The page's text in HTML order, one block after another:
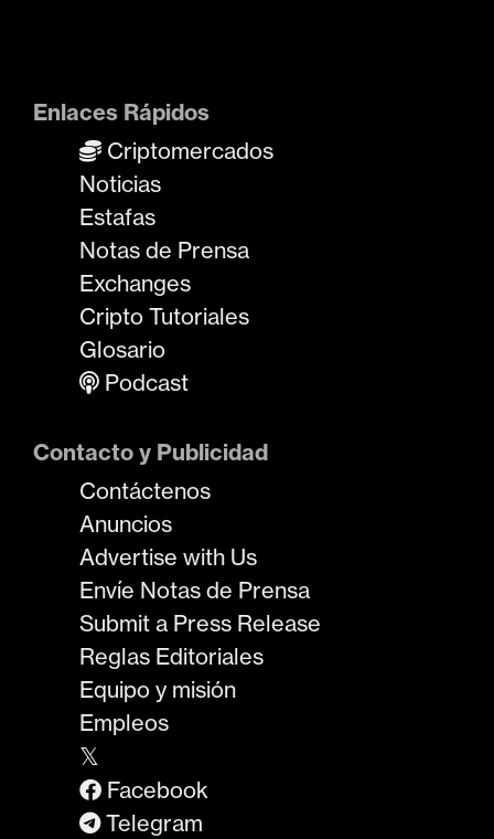
Enlaces Rápidos
Criptomercados
Noticias
Estafas
Notas de Prensa
Exchanges
Cripto Tutoriales
Glosario
Podcast
Contacto y Publicidad
Contáctenos
Anuncios
Advertise with Us
Envíe Notas de Prensa
Submit a Press Release
Reglas Editoriales
Equipo y misión
Empleos
𝕏
Facebook
Telegram